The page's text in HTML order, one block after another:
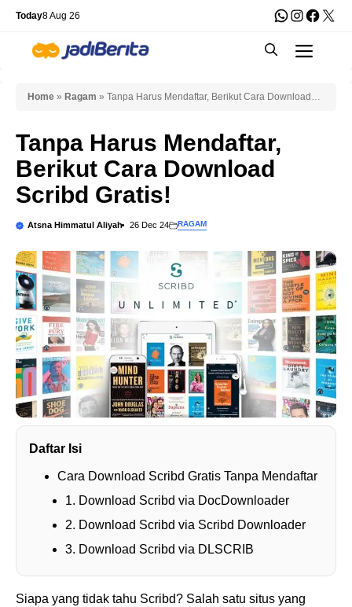
Skip
content
Today8 Aug 26 WhatsApp
X
Home » Ragam » Tanpa Harus Mendaftar, Berikut Cara Download
Tanpa Harus Mendaftar,
Berikut Cara Download
Scribd Gratis!
Atsna Himmatul Aliyah 26 Dec 24 RAGAM
Daftar Isi
Cara Download Scribd Gratis Tanpa Mendaftar
1. Download Scribd via DocDownloader
2. Download Scribd via Scribd Downloader
3. Download Scribd via DLSCRIB
Siapa yang tidak tahu Scribd? Salah satu situs yang